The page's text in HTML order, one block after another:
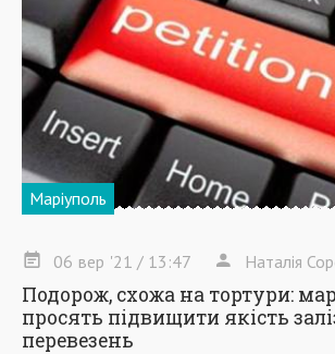
Маріуполь
06 вер '21 / 13:47 Наталія
Подорож, схожа на тортури:
просять підвищити якість
перевезень